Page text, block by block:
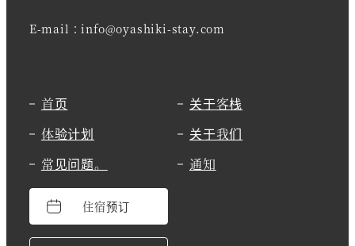
E-mail：info@oyashiki-stay.com
首页
关于客栈
体验计划
关于我们
常见问题。
通知
住宿预订